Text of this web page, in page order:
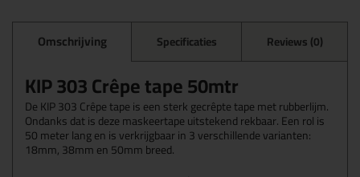
Omschrijving Specificaties Reviews (0)
KIP 303 Crêpe tape 50mtr
De KIP 303 Crêpe tape is een sterk gecrêpte tape met rubberlijm.
Ondanks dat is deze maskeertape uitstekend rekbaar. Een rol is
50 meter lang en is verkrijgbaar in 3 verschillende varianten:
18mm, 38mm en 50mm breed.